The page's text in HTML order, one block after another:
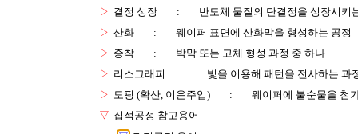
▷ 결정 성장 :
반도체 물질의 단결정을 성장시키
▷ 산화 :
웨이퍼 표면에 산화막을 형성하는 공정
▷ 증착 :
박막 또는 고체 형성 과정 중 하나
▷ 리소그래피 :
빛을 이용해 패턴을 전사하는 과
▷ 도핑 (확산, 이온주입) :
웨이퍼에 불순물을 첨
▽ 집적공정 참고용어